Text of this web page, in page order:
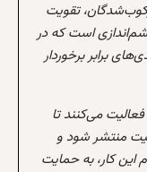
تقویت
است که در
برابر برخوردار
می‌کنند تا
منتشر شود و
این کار، به حمایت